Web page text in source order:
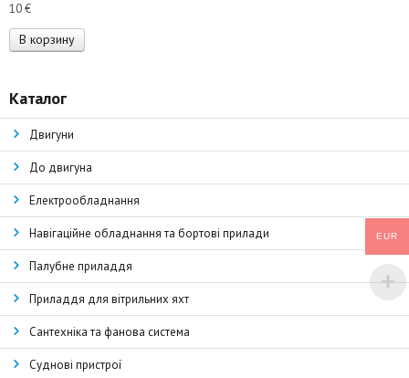
10€
В корзину
Каталог
Двигуни
До двигуна
Електрообладнання
Навігаційне обладнання та бортові прилади
Палубне приладдя
Приладдя для вітрильних яхт
Сантехніка та фанова система
Суднові пристрої
EUR